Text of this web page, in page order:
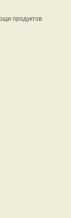
продуктов